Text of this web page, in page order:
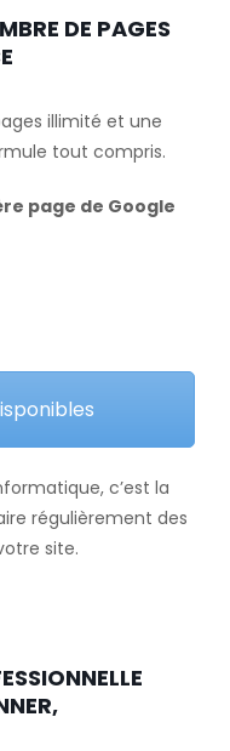
DE PAGES
illimité et une
tout compris.
page de Google
c’est la
régulièrement des
site.